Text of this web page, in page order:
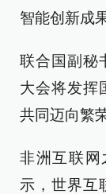
智能创新成果
联合国副秘
大会将发挥
共同迈向繁
非洲互联网
示，世界互